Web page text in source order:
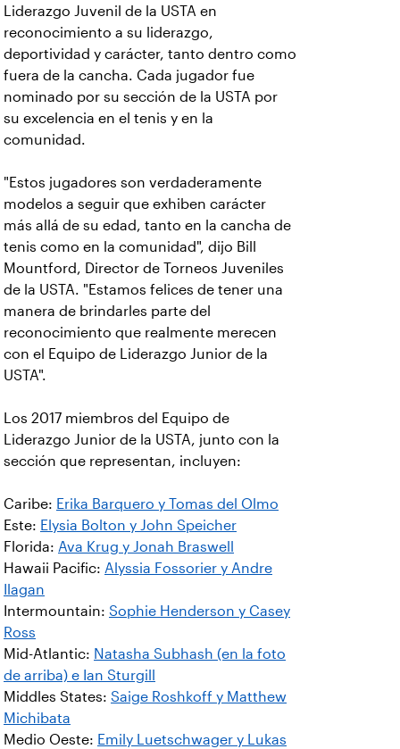
Liderazgo Juvenil de la USTA en
reconocimiento a su liderazgo,
deportividad y carácter, tanto dentro como
fuera de la cancha. Cada jugador fue
nominado por su sección de la USTA por
su excelencia en el tenis y en la
comunidad.
"Estos jugadores son verdaderamente
modelos a seguir que exhiben carácter
más allá de su edad, tanto en la cancha de
tenis como en la comunidad", dijo Bill
Mountford, Director de Torneos Juveniles
de la USTA. "Estamos felices de tener una
manera de brindarles parte del
reconocimiento que realmente merecen
con el Equipo de Liderazgo Junior de la
USTA".
Los 2017 miembros del Equipo de
Liderazgo Junior de la USTA, junto con la
sección que representan, incluyen:
Caribe: Erika Barquero y Tomas del Olmo
Este: Elysia Bolton y John Speicher
Florida: Ava Krug y Jonah Braswell
Hawaii Pacific: Alyssia Fossorier y Andre
Ilagan
Intermountain: Sophie Henderson y Casey
Ross
Mid-Atlantic: Natasha Subhash (en la foto
de arriba) e Ian Sturgill
Middles States: Saige Roshkoff y Matthew
Michibata
Medio Oeste: Emily Luetschwager y Lukas